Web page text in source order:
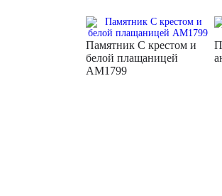
Памятник С крестом и
белой плащаницей
AM1799